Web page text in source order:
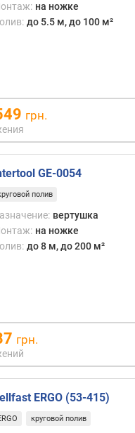
на ножке
до 5.5 м, до 100 м²
грн.
GE-0054
полив
вертушка
на ножке
до 8 м, до 200 м²
грн.
ERGO (53-415)
круговой полив